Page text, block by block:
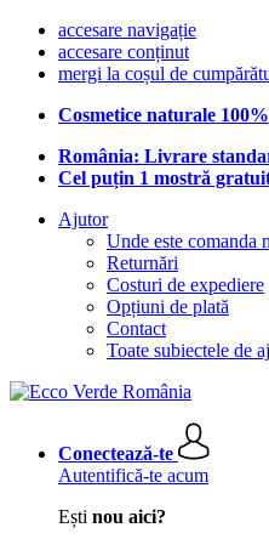
accesare navigație
accesare conținut
mergi la coșul de
Cosmetice naturale 100%
România: Livrare
Cel puțin 1 mostră
Ajutor
Unde este comanda
Returnări
Costuri de expediere
Opțiuni de plată
Contact
Toate subiectele de
Conectează-te
Autentifică-te acum
Ești nou aici?